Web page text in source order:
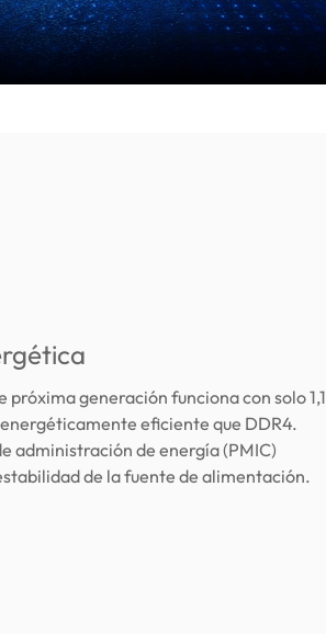
generación funciona con solo 1,1
energéticamente eficiente que DDR4.
administración de energía (PMIC)
de la fuente de alimentación.